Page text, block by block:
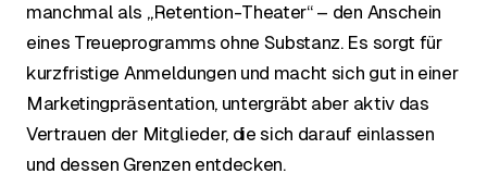
manchmal als „Retention-Theater“ – den Anschein
eines Treueprogramms ohne Substanz. Es sorgt für
kurzfristige Anmeldungen und macht sich gut in einer
Marketingpräsentation, untergräbt aber aktiv das
Vertrauen der Mitglieder, die sich darauf einlassen
und dessen Grenzen entdecken.